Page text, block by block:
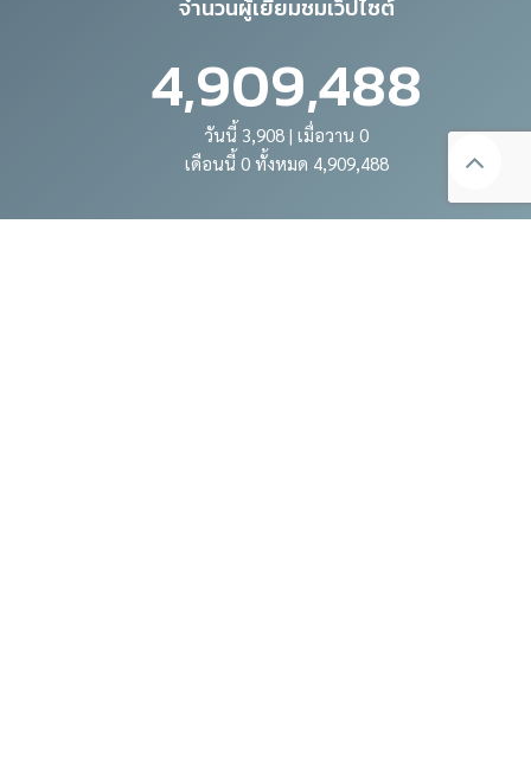
จำนวนผู้เยี่ยมชมเว็ปไซต์
4,909,488
วันนี้ 3,908 | เมื่อวาน 0
เดือนนี้ 0 ทั้งหมด 4,909,488